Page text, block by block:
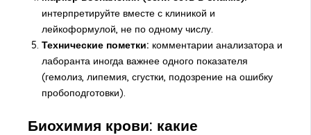
интерпретируйте вместе с клиникой и
лейкоформулой, не по одному числу.
Технические пометки: комментарии анализатора и
лаборанта иногда важнее одного показателя
(гемолиз, липемия, сгустки, подозрение на ошибку
пробоподготовки).
Биохимия крови: какие